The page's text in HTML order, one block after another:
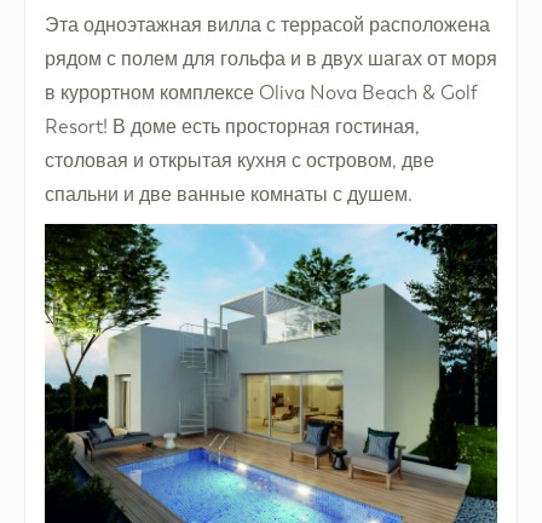
Эта одноэтажная вилла с террасой расположена
рядом с полем для гольфа и в двух шагах от моря
в курортном комплексе Oliva Nova Beach & Golf
Resort! В доме есть просторная гостиная,
столовая и открытая кухня с островом, две
спальни и две ванные комнаты с душем.